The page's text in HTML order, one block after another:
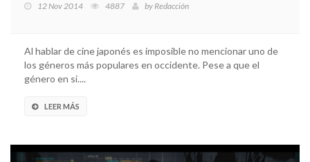
12 Nov 2014 4887 byRedacción
Al hablar de cine japonés es imposible no mencionar uno de
los géneros más populares en occidente. Pese a que el
género en si....
LEER MÁS